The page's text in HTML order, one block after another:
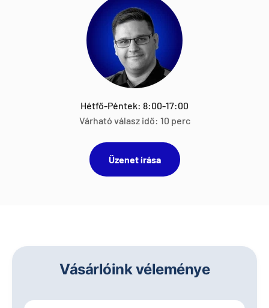
Hétfő-Péntek: 8:00-17:00
Várható válasz idő: 10 perc
Üzenet írása
Vásárlóink véleménye